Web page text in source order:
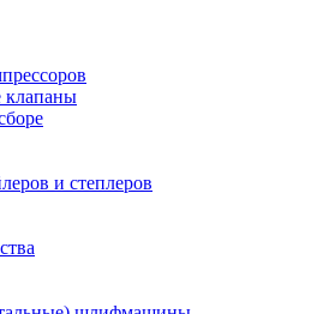
клапаны
и степлеров